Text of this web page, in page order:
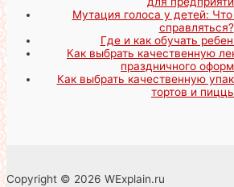
Мутация голоса у детей: Что
справляться?
Где и как обучать
Как выбрать качественную
праздничного
Как выбрать качественную
тортов и
Copyright © 2026 WExplain.ru